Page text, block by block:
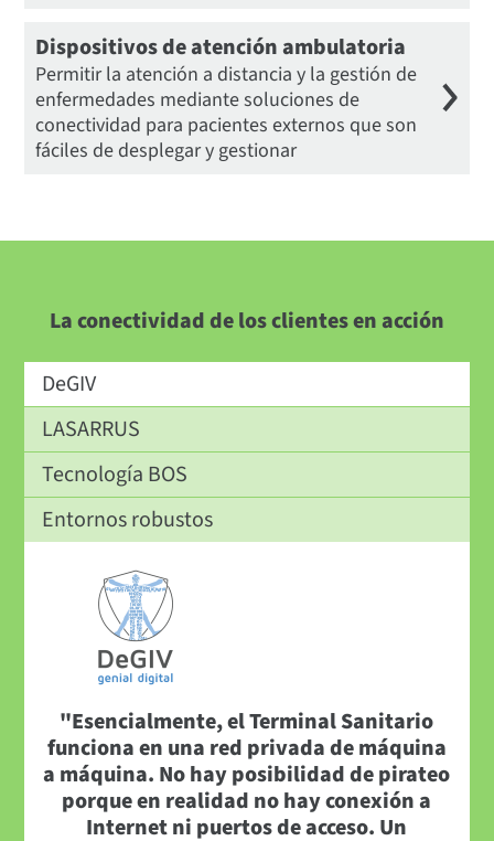
Dispositivos de atención ambulatoria
Permitir la atención a distancia y la gestión de
enfermedades mediante soluciones de
conectividad para pacientes externos que son
fáciles de desplegar y gestionar
La conectividad de los clientes en acción
DeGIV
LASARRUS
Tecnología BOS
Entornos robustos
"Esencialmente, el Terminal Sanitario
funciona en una red privada de máquina
a máquina. No hay posibilidad de pirateo
porque en realidad no hay conexión a
Internet ni puertos de acceso. Un